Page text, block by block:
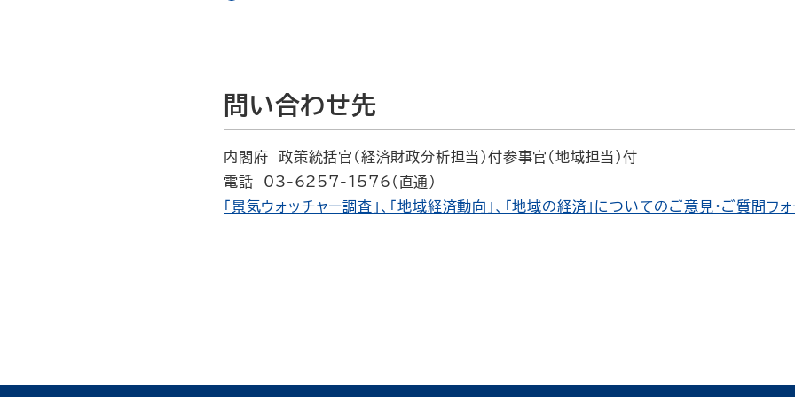
問い合わせ先
内閣府 政策統括官（経済財政分析担当）付参事官（地域担当）付
電話 03-6257-1576（直通）
「景気ウォッチャー調査」、「地域経済動向」、「地域の経済」についてのご意見・ご質問フォ